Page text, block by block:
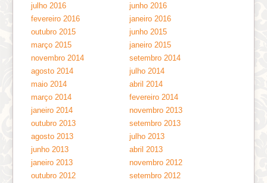
julho 2016
junho 2016
fevereiro 2016
janeiro 2016
outubro 2015
junho 2015
março 2015
janeiro 2015
novembro 2014
setembro 2014
agosto 2014
julho 2014
maio 2014
abril 2014
março 2014
fevereiro 2014
janeiro 2014
novembro 2013
outubro 2013
setembro 2013
agosto 2013
julho 2013
junho 2013
abril 2013
janeiro 2013
novembro 2012
outubro 2012
setembro 2012